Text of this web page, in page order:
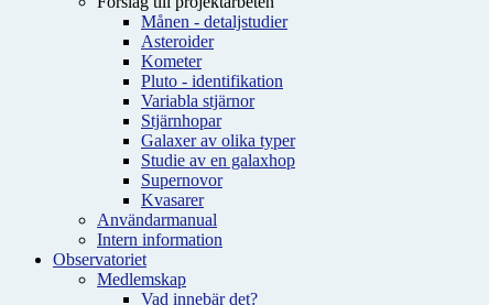
Månen - detaljstudier
Asteroider
Kometer
Pluto - identifikation
Variabla stjärnor
Stjärnhopar
Galaxer av olika typer
Studie av en galaxhop
Supernovor
Kvasarer
Användarmanual
Intern information
Observatoriet
Medlemskap
Vad innebär det?